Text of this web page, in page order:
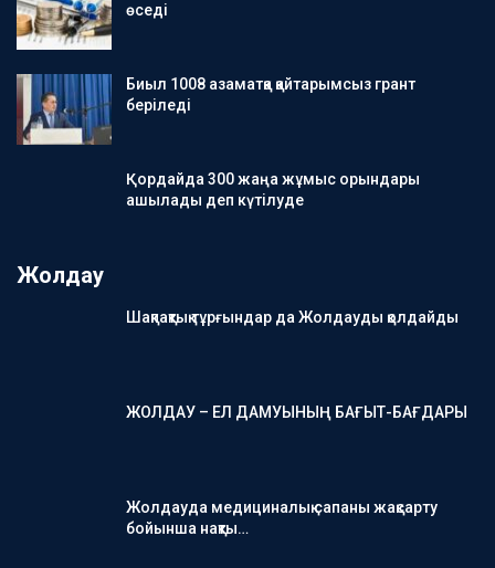
өседі
Биыл 1008 азаматқа қайтарымсыз грант
беріледі
Қордайда 300 жаңа жұмыс орындары
ашылады деп күтілуде
Жолдау
Шақпақтық тұрғындар да Жолдауды қолдайды
ЖОЛДАУ – ЕЛ ДАМУЫНЫҢ БАҒЫТ-БАҒДАРЫ
Жолдауда медициналық сапаны жақсарту
бойынша нақты…